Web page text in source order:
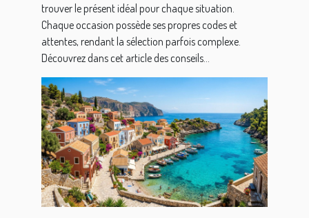
trouver le présent idéal pour chaque situation.
Chaque occasion possède ses propres codes et
attentes, rendant la sélection parfois complexe.
Découvrez dans cet article des conseils...